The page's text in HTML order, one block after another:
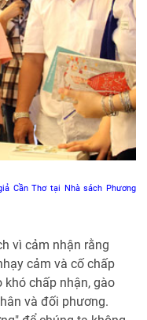
Cần Thơ tại Nhà sách Phương
vì cảm nhận rằng
cảm và cố chấp
khó chấp nhận, gào
và đối phương.